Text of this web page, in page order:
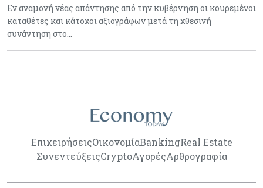
Εν αναμονή νέας απάντησης από την κυβέρνηση οι κουρεμένοι
καταθέτες και κάτοχοι αξιογράφων μετά τη χθεσινή
συνάντηση στο…
ΕπιχειρήσειςΟικονομίαBankingReal Estate
ΣυνεντεύξειςCryptoΑγορέςΑρθρογραφία